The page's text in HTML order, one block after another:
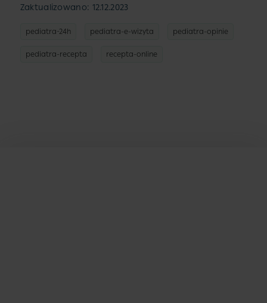
Zaktualizowano: 12.12.2023
pediatra-24h pediatra-e-wizyta pediatra-opinie
pediatra-recepta recepta-online